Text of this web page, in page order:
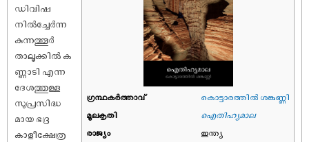
ഗ്രന്ഥകർത്താവ്
കൊട്ടാരത്തിൽ ശങ്കുണ്ണി
മൂലകൃതി
ഐതിഹ്യമാല
രാജ്യം
ഇന്ത്യ
ഡിവി‌ഷ
നിൽച്ചേർന്ന
കുന്നത്തൂർ
താലൂക്കിൽ ക
ണ്ണാടി എന്ന
ദേശത്തുള്ള
സുപ്രസിദ്ധ
മായ ഭദ്ര
കാളീക്ഷേത്ര